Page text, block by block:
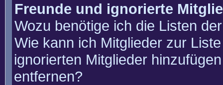
Freunde und ignorierte
Wozu benötige ich die Listen
Wie kann ich Mitglieder zur
ignorierten Mitglieder
entfernen?